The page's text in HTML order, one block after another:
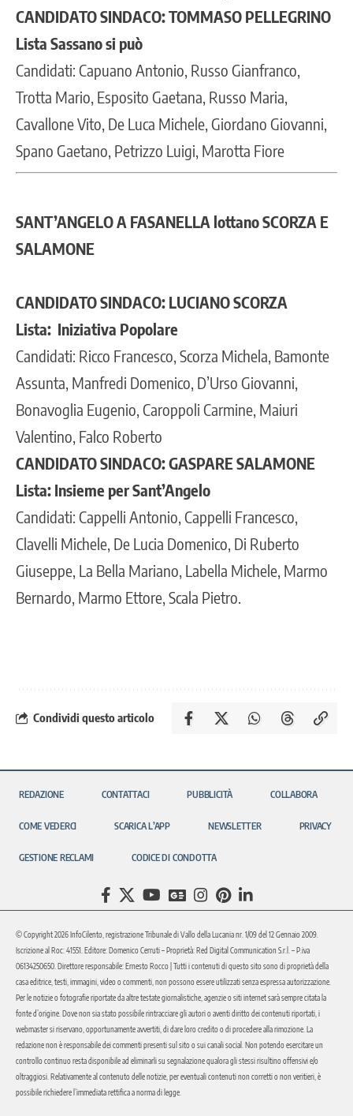
CANDIDATO SINDACO: TOMMASO PELLEGRINO
Lista Sassano si può
Candidati: Capuano Antonio, Russo Gianfranco,
Trotta Mario, Esposito Gaetana, Russo Maria,
Cavallone Vito, De Luca Michele, Giordano Giovanni,
Spano Gaetano, Petrizzo Luigi, Marotta Fiore
SANT’ANGELO A FASANELLA lottano SCORZA E
SALAMONE
CANDIDATO SINDACO: LUCIANO SCORZA
Lista: Iniziativa Popolare
Candidati: Ricco Francesco, Scorza Michela, Bamonte
Assunta, Manfredi Domenico, D’Urso Giovanni,
Bonavoglia Eugenio, Caroppoli Carmine, Maiuri
Valentino, Falco Roberto
CANDIDATO SINDACO: GASPARE SALAMONE
Lista: Insieme per Sant’Angelo
Candidati: Cappelli Antonio, Cappelli Francesco,
Clavelli Michele, De Lucia Domenico, Di Ruberto
Giuseppe, La Bella Mariano, Labella Michele, Marmo
Bernardo, Marmo Ettore, Scala Pietro.
Condividi questo articolo
REDAZIONE CONTATTACI PUBBLICITÀ COLLABORA
COME VEDERCI SCARICA L’APP NEWSLETTER PRIVACY
GESTIONE RECLAMI CODICE DI CONDOTTA
© Copyright 2026 InfoCilento, registrazione Tribunale di Vallo della Lucania nr. 1/09 del 12 Gennaio 2009.
Iscrizione al Roc: 41551. Editore: Domenico Cerruti – Proprietà: Red Digital Communication S.r.l. – P.iva
06134250650. Direttore responsabile: Ernesto Rocco | Tutti i contenuti di questo sito sono di proprietà della
casa editrice, testi, immagini, video o commenti, non possono essere utilizzati senza espressa autorizzazione.
Per le notizie o fotografie riportate da altre testate giornalistiche, agenzie o siti internet sarà sempre citata la
fonte d’origine. Dove non sia stato possibile rintracciare gli autori o aventi diritto dei contenuti riportati, i
webmaster si riservano, opportunamente avvertiti, di dare loro credito o di procedere alla rimozione. La
redazione non è responsabile dei commenti presenti sul sito o sui canali social. Non potendo esercitare un
controllo continuo resta disponibile ad eliminarli su segnalazione qualora gli stessi risultino offensivi e/o
oltraggiosi. Relativamente al contenuto delle notizie, per eventuali contenuti non corretti o non veritieri, è
possibile richiedere l’immediata rettifica a norma di legge.